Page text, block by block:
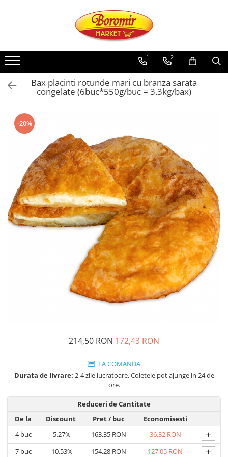
Noutati
Produse de post
Cozonac
Cozonac Insiropat
Cozonac Exotic
Cozonac Creme
Cozonac Traditional
Cozonac Casa Boromir
Cozonac Pricomigdala
Cozonac Magnum
Cozonac Vegan (de post)
Cozonac Collection
Cozonac Mos Craciun
Prajituri artizanale
Chec
Chec cu iaurt
Chec Ciocco
1 2
Bax placinti rotunde mari cu branza sarata
congelate (6buc*550g/buc = 3.3kg/bax)
-20%
214,50 RON 172,43 RON
LA COMANDA
Durata de livrare: 2-4 zile lucratoare. Coletele pot ajunge in 24 de
ore.
Reduceri de Cantitate
De la
Discount Pret/ buc
Economisesti
4buc -5.27% 163,35 RON 36,32 RON +
7buc -10.53% 154,28 RON 127,05 RON +